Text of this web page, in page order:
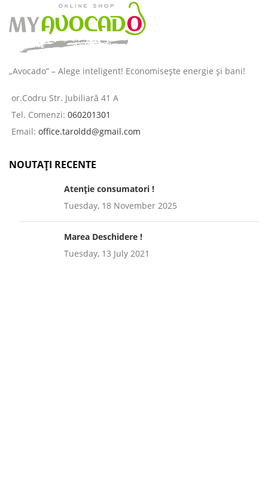
„Avocado” – Alege inteligent! Economisește energie și bani!
or.Codru Str. Jubiliară 41 A
Tel. Comenzi: 060201301
Email: office.taroldd@gmail.com
NOUTAȚI RECENTE
Atenție consumatori !
Tuesday, 18 November 2025
Marea Deschidere !
Tuesday, 13 July 2021